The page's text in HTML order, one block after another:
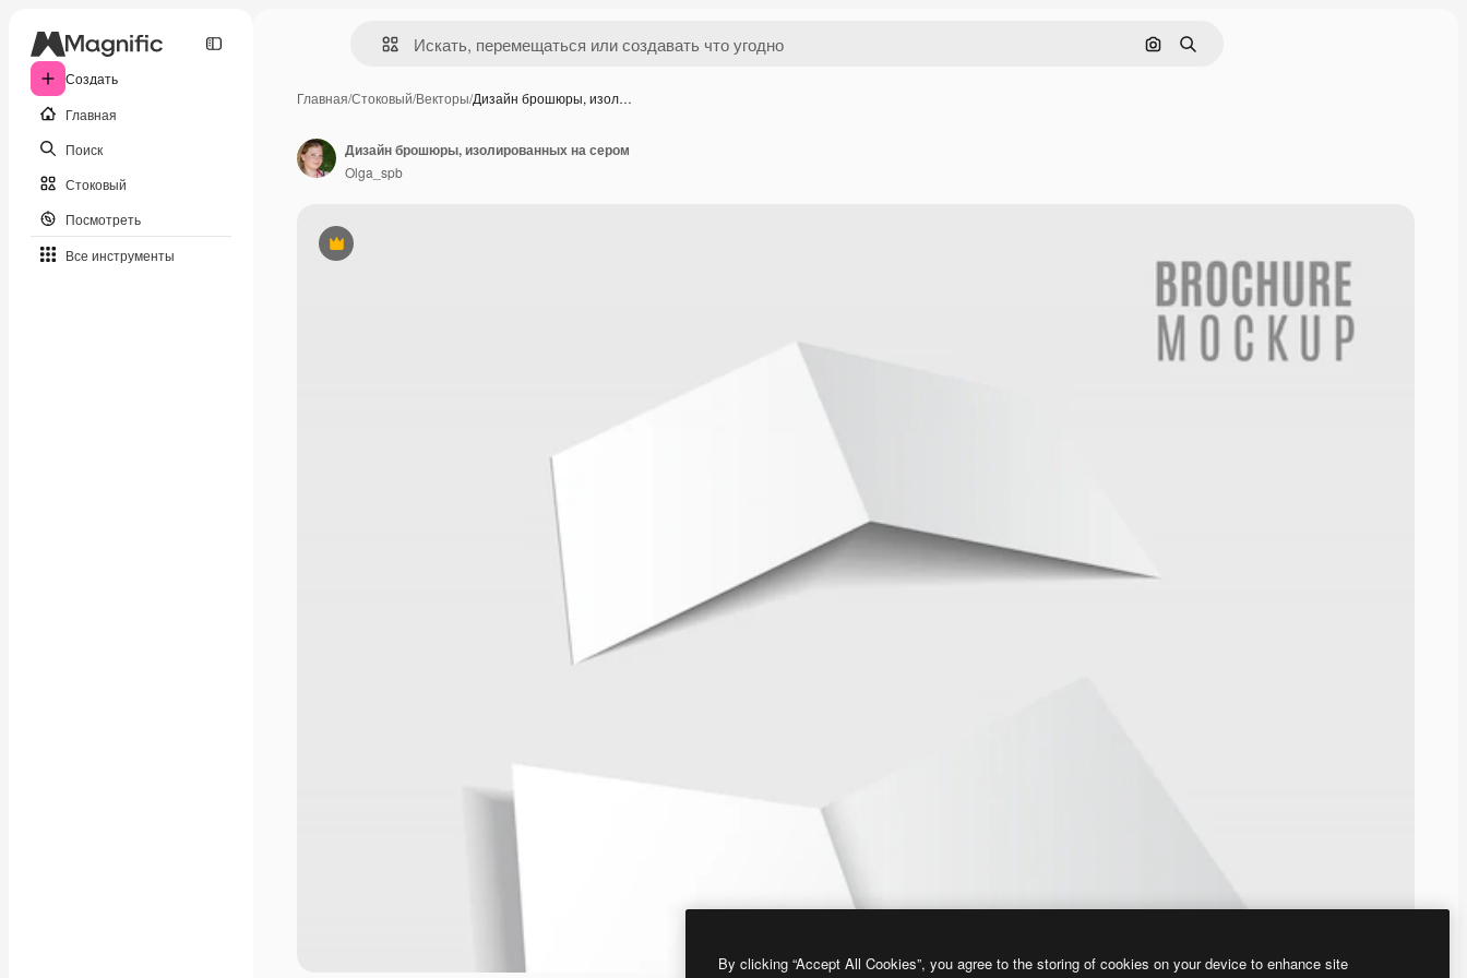
Создать
Главная
Поиск
Стоковый
Посмотреть
Все инструменты
Поиск по изображению
Поиск
Главная/Стоковый/Векторы/Дизайн брошюры, изол…
Премиум
Дизайн брошюры, изолированных на сером
Olga_spb
By clicking “Accept All Cookies”, you agree to the storing of cookies on your device to enhance site